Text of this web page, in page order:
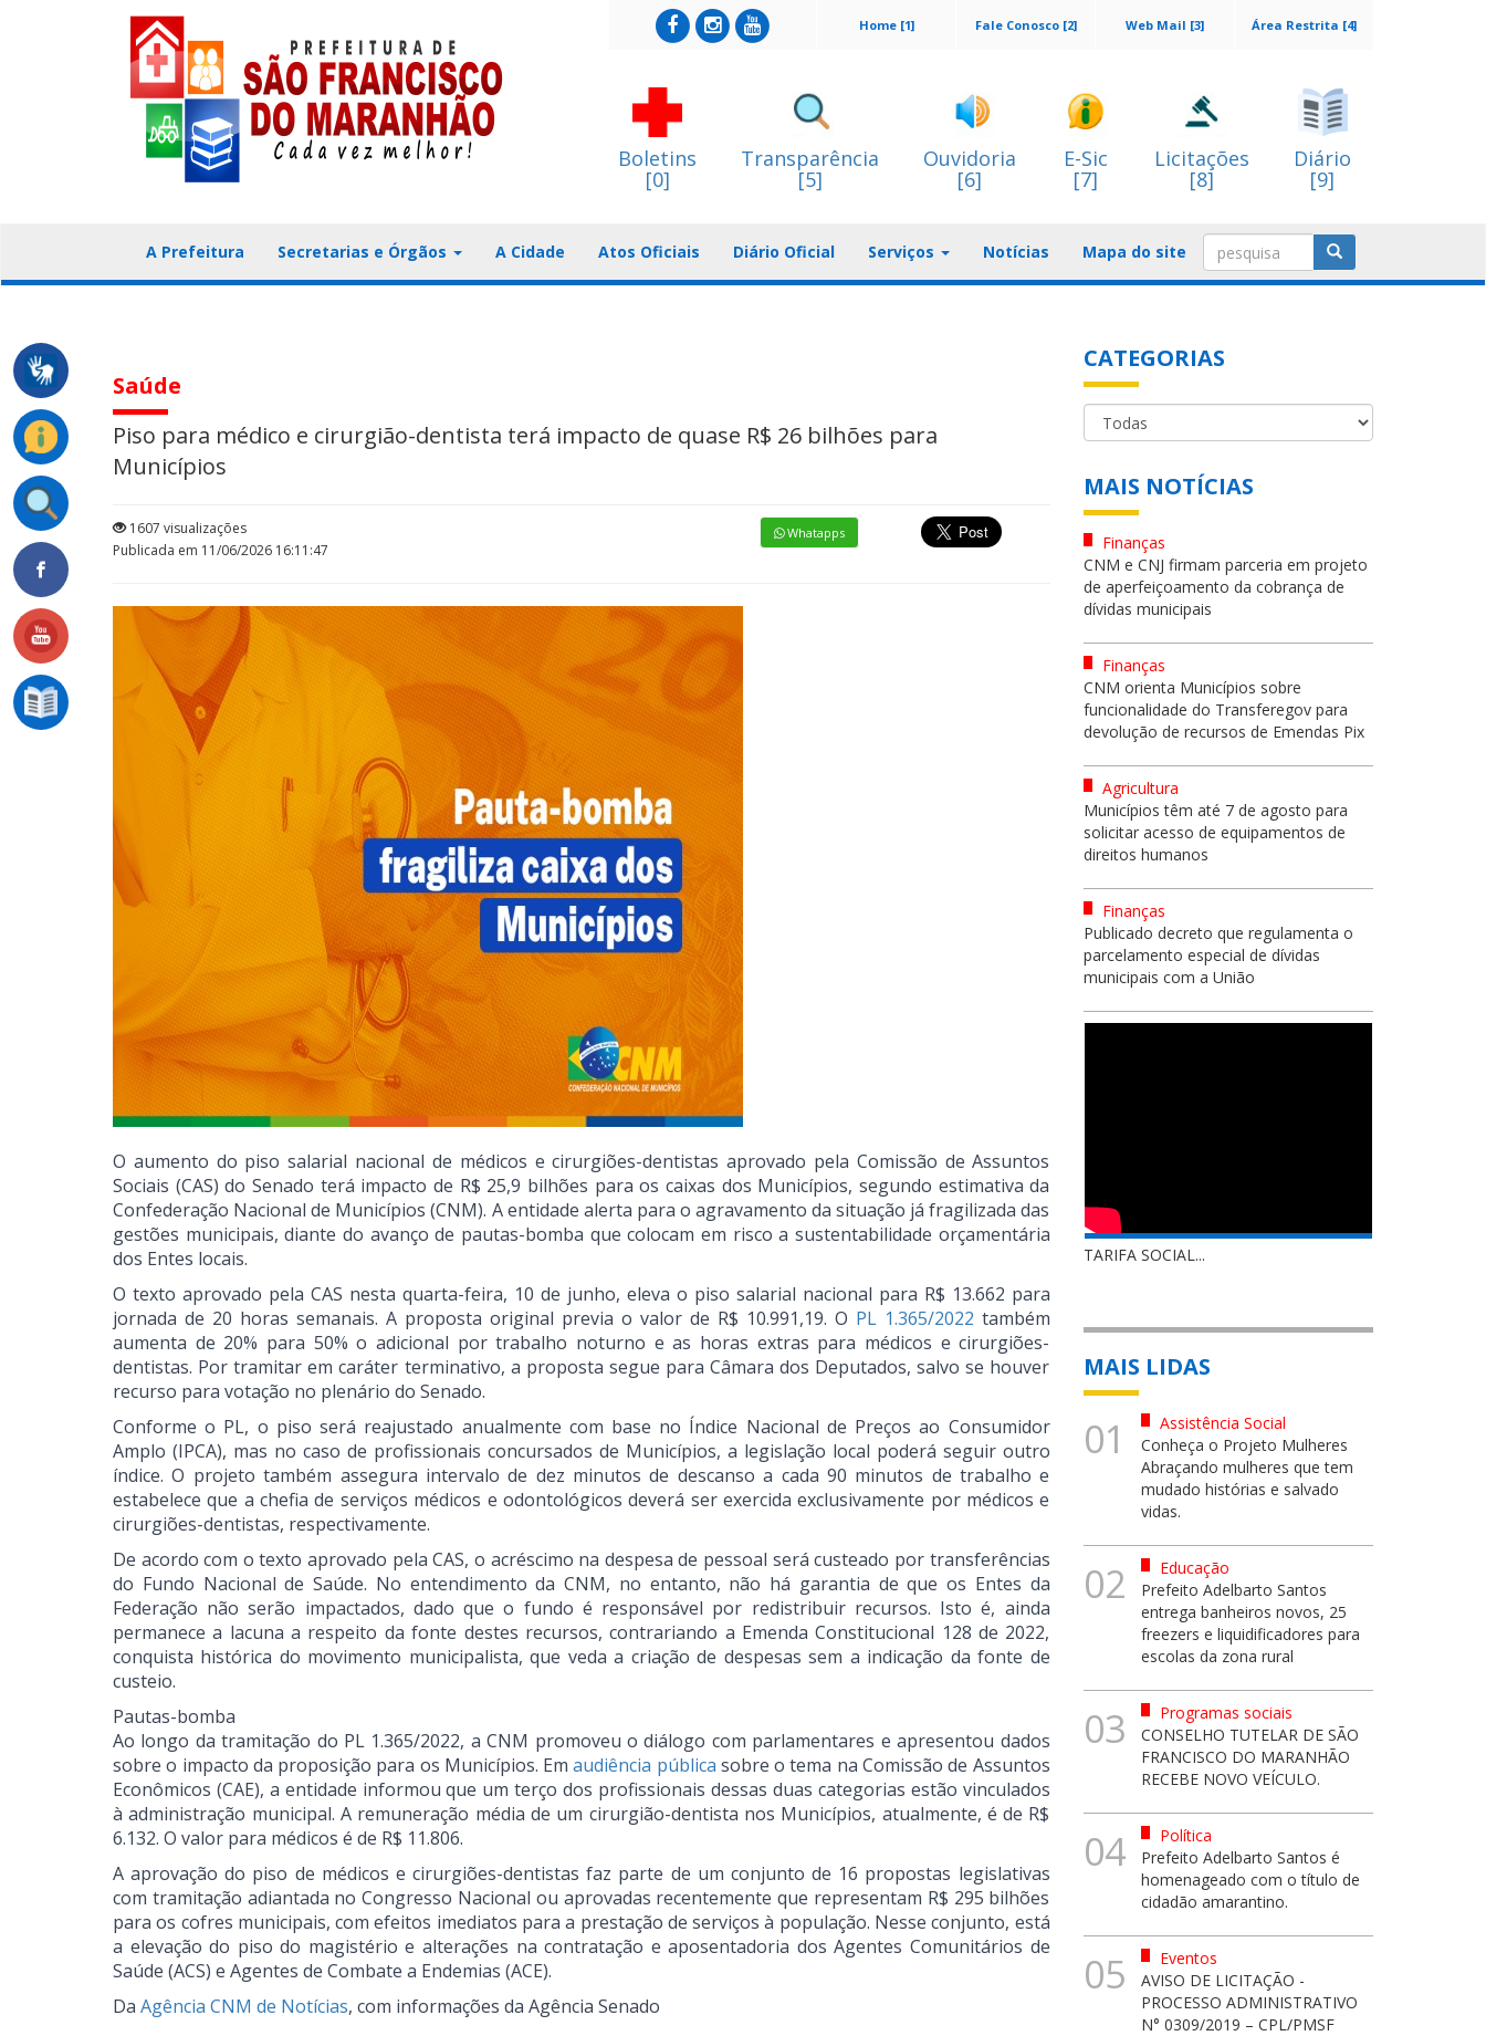
Área Restrita [4]
Web Mail [3]
Fale Conosco [2]
Home [1]
Boletins
[0]
Transparência
[5]
Ouvidoria
[6]
E-Sic
[7]
Licitações
[8]
Diário
[9]
A Prefeitura Secretarias e Órgãos A Cidade Atos Oficiais Diário Oficial Serviços Notícias Mapa do site
Saúde
Piso para médico e cirurgião-dentista terá impacto de quase R$ 26 bilhões para
Municípios
1607 visualizações
Publicada em 11/06/2026 16:11:47
Whatapps
O aumento do piso salarial nacional de médicos e cirurgiões-dentistas aprovado pela Comissão de Assuntos
Sociais (CAS) do Senado terá impacto de R$ 25,9 bilhões para os caixas dos Municípios, segundo estimativa da
Confederação Nacional de Municípios (CNM). A entidade alerta para o agravamento da situação já fragilizada das
gestões municipais, diante do avanço de pautas-bomba que colocam em risco a sustentabilidade orçamentária
dos Entes locais.
O texto aprovado pela CAS nesta quarta-feira, 10 de junho, eleva o piso salarial nacional para R$ 13.662 para
jornada de 20 horas semanais. A proposta original previa o valor de R$ 10.991,19. O PL 1.365/2022 também
aumenta de 20% para 50% o adicional por trabalho noturno e as horas extras para médicos e cirurgiões-
dentistas. Por tramitar em caráter terminativo, a proposta segue para Câmara dos Deputados, salvo se houver
recurso para votação no plenário do Senado.
Conforme o PL, o piso será reajustado anualmente com base no Índice Nacional de Preços ao Consumidor
Amplo (IPCA), mas no caso de profissionais concursados de Municípios, a legislação local poderá seguir outro
índice. O projeto também assegura intervalo de dez minutos de descanso a cada 90 minutos de trabalho e
estabelece que a chefia de serviços médicos e odontológicos deverá ser exercida exclusivamente por médicos e
cirurgiões-dentistas, respectivamente.
De acordo com o texto aprovado pela CAS, o acréscimo na despesa de pessoal será custeado por transferências
do Fundo Nacional de Saúde. No entendimento da CNM, no entanto, não há garantia de que os Entes da
Federação não serão impactados, dado que o fundo é responsável por redistribuir recursos. Isto é, ainda
permanece a lacuna a respeito da fonte destes recursos, contrariando a Emenda Constitucional 128 de 2022,
conquista histórica do movimento municipalista, que veda a criação de despesas sem a indicação da fonte de
custeio.
Pautas-bomba
Ao longo da tramitação do PL 1.365/2022, a CNM promoveu o diálogo com parlamentares e apresentou dados
sobre o impacto da proposição para os Municípios. Emaudiência pública sobre o tema na Comissão de Assuntos
Econômicos (CAE), a entidade informou que um terço dos profissionais dessas duas categorias estão vinculados
à administração municipal. A remuneração média de um cirurgião-dentista nos Municípios, atualmente, é de R$
6.132. O valor para médicos é de R$ 11.806.
A aprovação do piso de médicos e cirurgiões-dentistas faz parte de um conjunto de 16 propostas legislativas
com tramitação adiantada no Congresso Nacional ou aprovadas recentemente que representam R$ 295 bilhões
para os cofres municipais, com efeitos imediatos para a prestação de serviços à população. Nesse conjunto, está
a elevação do piso do magistério e alterações na contratação e aposentadoria dos Agentes Comunitários de
Saúde (ACS) e Agentes de Combate a Endemias (ACE).
Da Agência CNM de Notícias, com informações da Agência Senado
CATEGORIAS
MAIS NOTÍCIAS
Finanças
CNM e CNJ firmam parceria em projeto
de aperfeiçoamento da cobrança de
dívidas municipais
Finanças
CNM orienta Municípios sobre
funcionalidade do Transferegov para
devolução de recursos de Emendas Pix
Agricultura
Municípios têm até 7 de agosto para
solicitar acesso de equipamentos de
direitos humanos
Finanças
Publicado decreto que regulamenta o
parcelamento especial de dívidas
municipais com a União
TARIFA SOCIAL...
MAIS LIDAS
01
Assistência Social
Conheça o Projeto Mulheres
Abraçando mulheres que tem
mudado histórias e salvado
vidas.
02
Educação
Prefeito Adelbarto Santos
entrega banheiros novos, 25
freezers e liquidificadores para
escolas da zona rural
03
Programas sociais
CONSELHO TUTELAR DE SÃO
FRANCISCO DO MARANHÃO
RECEBE NOVO VEÍCULO.
04
Política
Prefeito Adelbarto Santos é
homenageado com o título de
cidadão amarantino.
05
Eventos
AVISO DE LICITAÇÃO -
PROCESSO ADMINISTRATIVO
N° 0309/2019 – CPL/PMSF